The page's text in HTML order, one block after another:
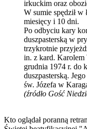
irkuckim oraz
W sumie spędził w
miesięcy i 10 dni.
Po odbyciu kary
duszpasterską w
trzykrotnie
in. z kard. Karolem
grudnia 1974 r. do
duszpasterską.
św. Józefa w
(źródło Gość
Kto oglądał poranną